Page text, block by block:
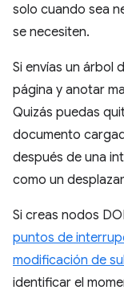
solo cuando sea
se necesiten.
Si envías un árbol
página y anotar
Quizás puedas
documento
después de una
como un
Si creas nodos
puntos de
modificación de
identificar el